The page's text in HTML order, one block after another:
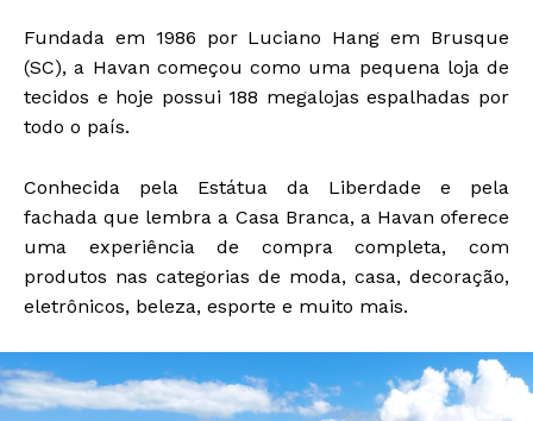
Fundada em 1986 por Luciano Hang em Brusque
(SC), a Havan começou como uma pequena loja de
tecidos e hoje possui 188 megalojas espalhadas por
todo o país.
Conhecida pela Estátua da Liberdade e pela
fachada que lembra a Casa Branca, a Havan oferece
uma experiência de compra completa, com
produtos nas categorias de moda, casa, decoração,
eletrônicos, beleza, esporte e muito mais.